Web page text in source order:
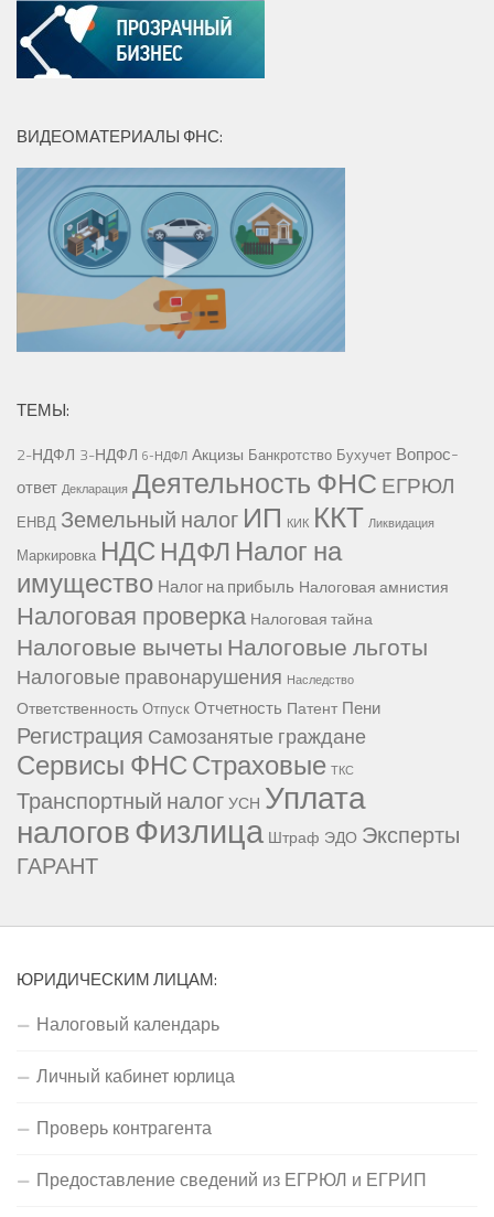
ВИДЕОМАТЕРИАЛЫ ФНС:
ТЕМЫ:
2-НДФЛ 3-НДФЛ 6-НДФЛ Акцизы Банкротство Бухучет Вопрос-
ответ Декларация Деятельность ФНС ЕГРЮЛ
ЕНВД Земельный налог ИП КИК ККТ Ликвидация
Маркировка НДС НДФЛ Налог на
имущество Налог на прибыль Налоговая амнистия
Налоговая проверка Налоговая тайна
Налоговые вычетыНалоговые льготы
Налоговые правонарушения Наследство
Ответственность Отпуск Отчетность Патент Пени
Регистрация Самозанятые граждане
Сервисы ФНССтраховые ТКС
Транспортный налогУСН Уплата
налоговФизлица Штраф ЭДО Эксперты
ГАРАНТ
ЮРИДИЧЕСКИМ ЛИЦАМ:
Налоговый календарь
Личный кабинет юрлица
Проверь контрагента
Предоставление сведений из ЕГРЮЛ и ЕГРИП